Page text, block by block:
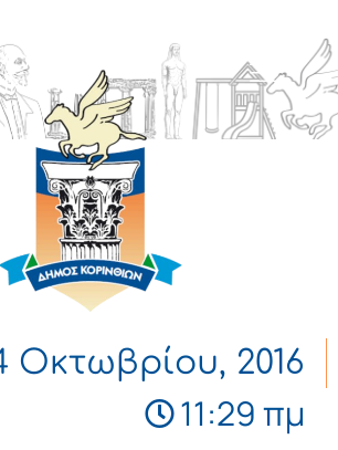
Οκτωβρίου, 2016
11:29 πμ